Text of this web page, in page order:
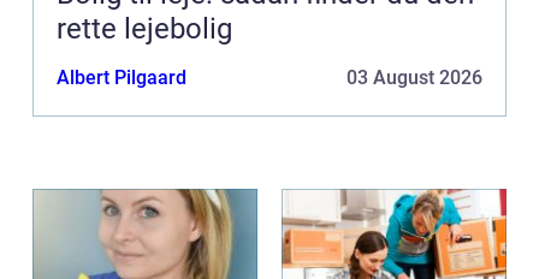
rette lejebolig
Albert Pilgaard 03 August 2026